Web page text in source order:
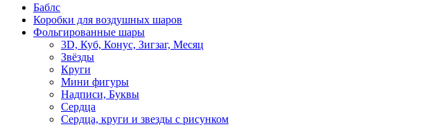
Баблс
Коробки для воздушных шаров
Фольгированные шары
3D, Куб, Конус, Зигзаг, Месяц
Звёзды
Круги
Мини фигуры
Надписи, Буквы
Сердца
Сердца, круги и звезды с рисунком